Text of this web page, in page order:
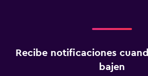
Recibe notificaciones
bajen